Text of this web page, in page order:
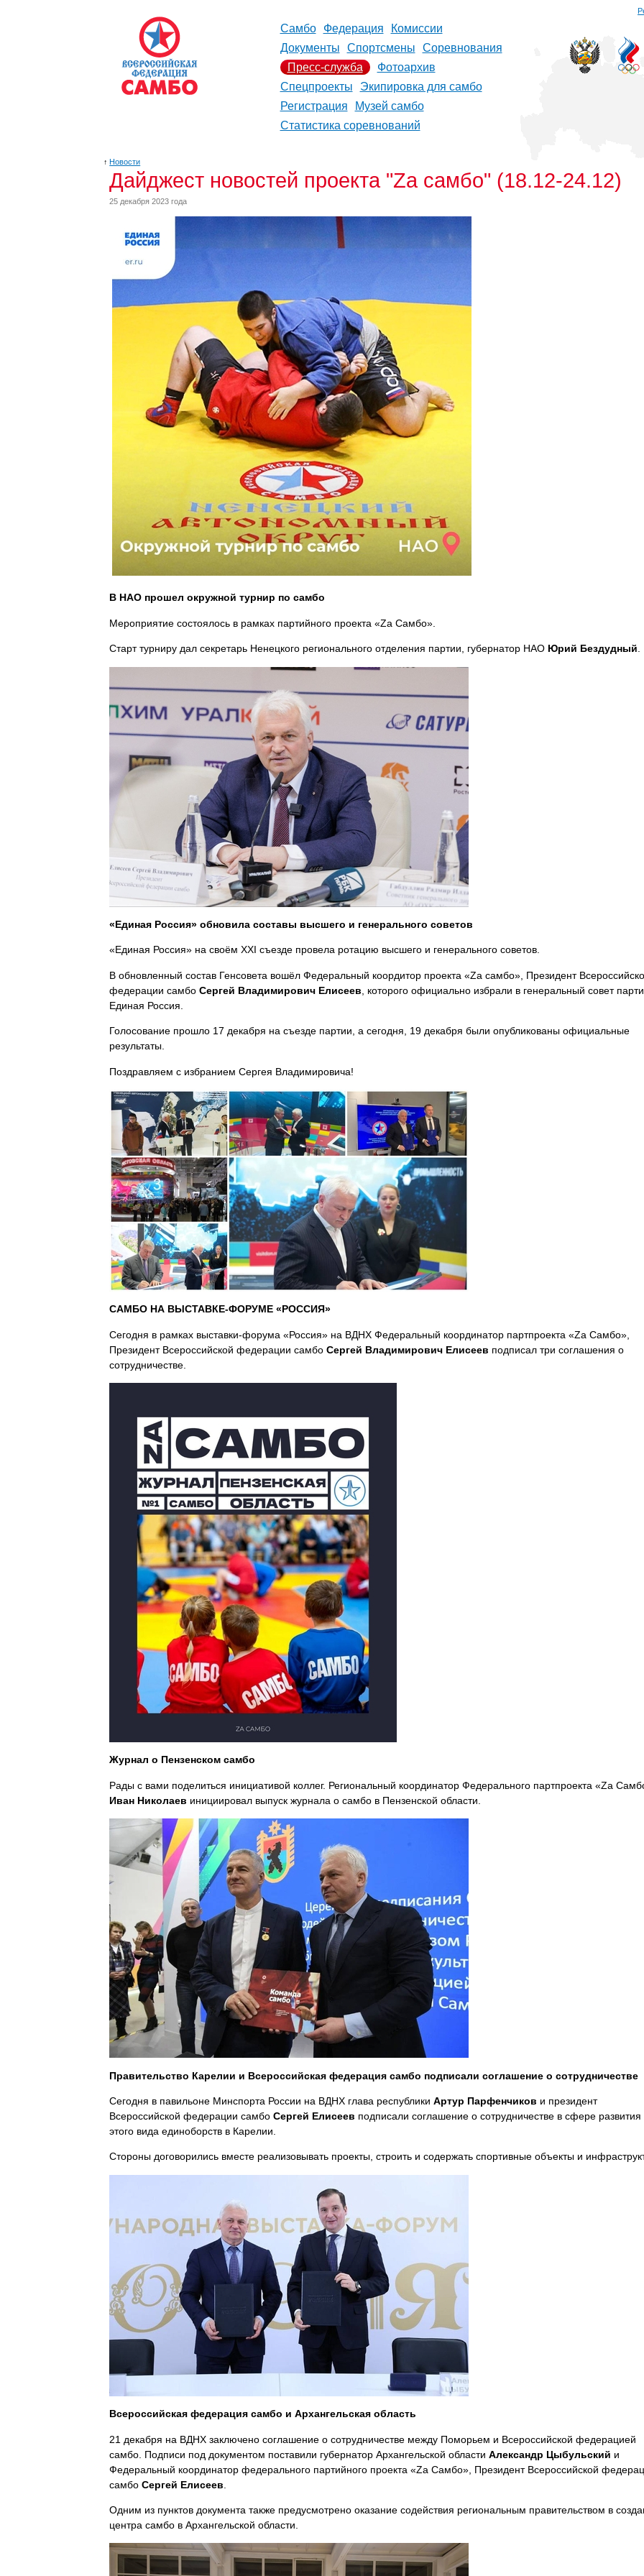
Самбо Федерация
Комиссии
Документы
Спортсмены
Соревнования
Пресс-служба
Фотоархив
Спецпроекты
Экипировка для самбо
Регистрация
Музей самбо
Статистика соревнований
↑ Новости
Дайджест новостей проекта "Zа самбо" (18.12-24.12)
25 декабря 2023 года
В НАО прошел окружной турнир по самбо
Мероприятие состоялось в рамках партийного проекта «Za Самбо».
Старт турниру дал секретарь Ненецкого регионального отделения партии, губернатор НАО Юрий Бездудный
«Единая Россия» обновила составы высшего и генерального советов
«Единая Россия» на своём XXI съезде провела ротацию высшего и генерального советов.
В обновленный состав Генсовета вошёл Федеральный коордитор проекта «Zа самбо», Президент
федерации самбо Сергей Владимирович Елисеев , которого официально избрали в генеральный совет
Единая Россия.
Голосование прошло 17 декабря на съезде партии, а сегодня, 19 декабря были опубликованы официальные
результаты.
Поздравляем с избранием Сергея Владимировича!
САМБО НА ВЫСТАВКЕ-ФОРУМЕ «РОССИЯ»
Сегодня в рамках выставки-форума «Россия» на ВДНХ Федеральный координатор партпроекта «Za Самбо»,
Президент Всероссийской федерации самбо Сергей Владимирович Елисеев подписал три соглашения о
сотрудничестве.
Журнал о Пензенском самбо
Рады с вами поделиться инициативой коллег. Региональный координатор Федерального партпроекта «Za
Иван Николаев инициировал выпуск журнала о самбо в Пензенской области.
Правительство Карелии и Всероссийская федерация самбо подписали соглашение о сотрудничестве
Сегодня в павильоне Минспорта России на ВДНХ глава республики Артур Парфенчиков и президент
Всероссийской федерации самбо Сергей Елисеев подписали соглашение о сотрудничестве в сфере развития
этого вида единоборств в Карелии.
Стороны договорились вместе реализовывать проекты, строить и содержать спортивные объекты и
Всероссийская федерация самбо и Архангельская область
21 декабря на ВДНХ заключено соглашение о сотрудничестве между Поморьем и Всероссийской федерацией
самбо. Подписи под документом поставили губернатор Архангельской области Александр Цыбульский и
Федеральный координатор федерального партийного проекта «Za Самбо», Президент Всероссийской
самбо Сергей Елисеев
Одним из пунктов документа также предусмотрено оказание содействия региональным правительством в
центра самбо в Архангельской области.